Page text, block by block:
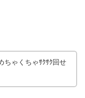
ちゃくちゃｻｸｻｸ回せ